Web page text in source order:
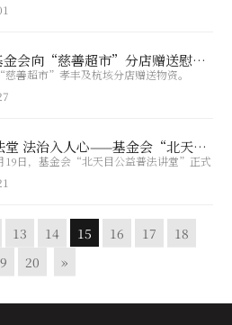
简讯 | 基金会向“慈善超市”分店赠送慰问物资
善超市”孝丰及杭垓分店赠送物资。
公益普法堂 法治入人心——基金会“北天目公益普法讲堂”正式开课
19日，基金会“北天目公益普法讲堂”正式
13 14 15 16 17
18
20 »